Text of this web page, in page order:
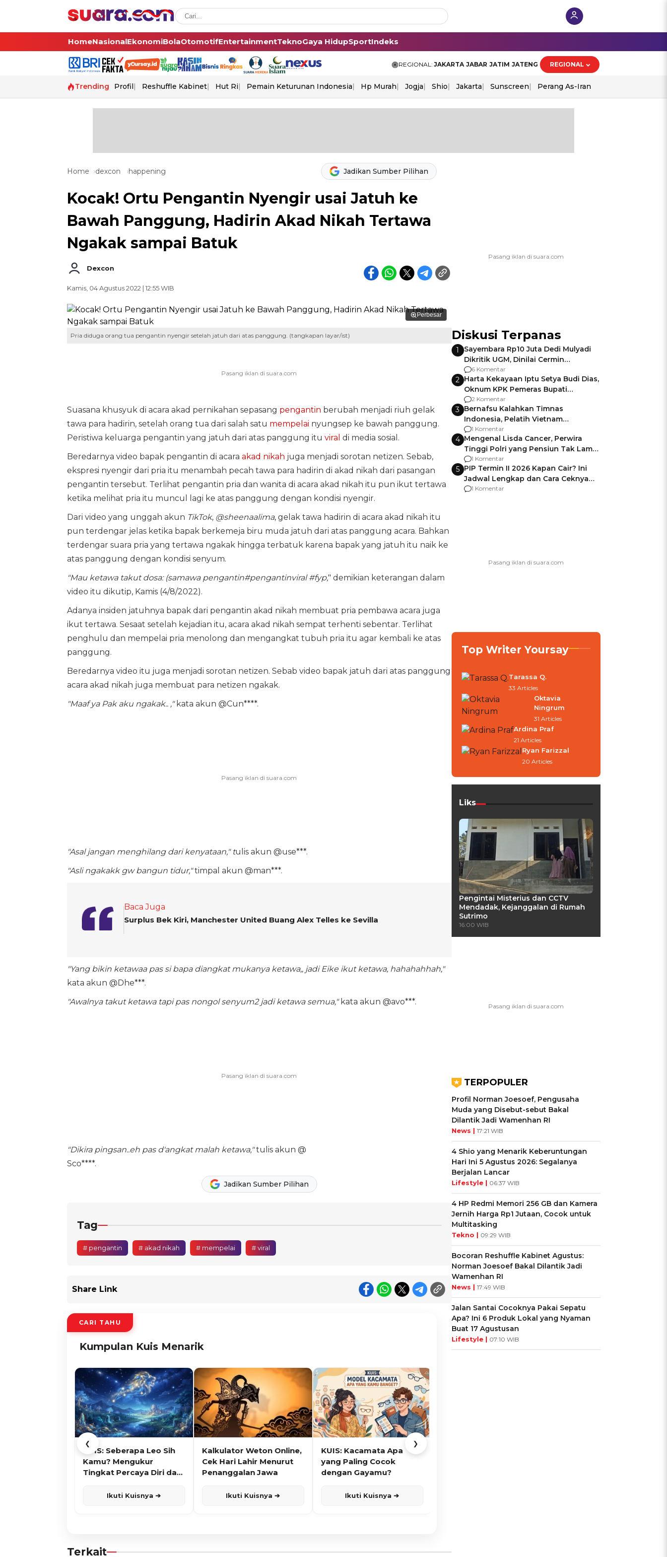
HomeNasionalEkonomiBolaOtomotifEntertainmentTeknoGaya HidupSportIndeks
REGIONAL: JAKARTA JABAR JATIM JATENG REGIONAL
Trending Profil Reshuffle Kabinet Hut Ri Pemain Keturunan Indonesia Hp Murah Jogja Shio Jakarta Sunscreen Perang As-Iran
Home dexcon happening Jadikan Sumber Pilihan
Kocak! Ortu Pengantin Nyengir usai Jatuh ke
Bawah Panggung, Hadirin Akad Nikah Tertawa
Ngakak sampai Batuk
Dexcon
Kamis, 04 Agustus 2022 | 12:55 WIB
Perbesar
Pria diduga orang tua pengantin nyengir setelah jatuh dari atas panggung. (tangkapan layar/ist)
Suasana khusyuk di acara akad pernikahan sepasang pengantin berubah menjadi riuh gelak
tawa para hadirin, setelah orang tua dari salah satu mempelai nyungsep ke bawah panggung.
Peristiwa keluarga pengantin yang jatuh dari atas panggung itu viral di media sosial.
Beredarnya video bapak pengantin di acara akad nikah juga menjadi sorotan netizen. Sebab,
ekspresi nyengir dari pria itu menambah pecah tawa para hadirin di akad nikah dari pasangan
pengantin tersebut. Terlihat pengantin pria dan wanita di acara akad nikah itu pun ikut tertawa
ketika melihat pria itu muncul lagi ke atas panggung dengan kondisi nyengir.
Dari video yang unggah akun TikTok, @sheenaalima, gelak tawa hadirin di acara akad nikah itu
pun terdengar jelas ketika bapak berkemeja biru muda jatuh dari atas panggung acara. Bahkan
terdengar suara pria yang tertawa ngakak hingga terbatuk karena bapak yang jatuh itu naik ke
atas panggung dengan kondisi senyum.
"Mau ketawa takut dosa: (samawa pengantin#pengantinviral #fyp," demikian keterangan dalam
video itu dikutip, Kamis (4/8/2022).
Adanya insiden jatuhnya bapak dari pengantin akad nikah membuat pria pembawa acara juga
ikut tertawa. Sesaat setelah kejadian itu, acara akad nikah sempat terhenti sebentar. Terlihat
penghulu dan mempelai pria menolong dan mengangkat tubuh pria itu agar kembali ke atas
panggung.
Beredarnya video itu juga menjadi sorotan netizen. Sebab video bapak jatuh dari atas panggung
acara akad nikah juga membuat para netizen ngakak.
"Maaf ya Pak aku ngakak.. ," kata akun @Cun****.
"Asal jangan menghilang dari kenyataan," tulis akun @use***.
"Asli ngakakk gw bangun tidur,"timpal akun @man***.
Baca Juga
Surplus Bek Kiri, Manchester United Buang Alex Telles ke Sevilla
"Yang bikin ketawaa pas si bapa diangkat mukanya ketawa,, jadi Eike ikut ketawa, hahahahhah,"
kata akun @Dhe***.
"Awalnya takut ketawa tapi pas nongol senyum2 jadi ketawa semua," kata akun @avo***.
"Dikira pingsan..eh pas d'angkat malah ketawa,"tulis akun @
Sco****.
Jadikan Sumber Pilihan
Tag
# pengantin # akad nikah # mempelai # viral
Share Link
CARI TAHU
Kumpulan Kuis Menarik
❮
KUIS: Seberapa Leo Sih
Kamu? Mengukur
Tingkat Percaya Diri dan
Ikuti Kuisnya ➔
Kalkulator Weton Online,
Cek Hari Lahir Menurut
Penanggalan Jawa
Ikuti Kuisnya ➔
KUIS: Kacamata Apa
yang Paling Cocok
dengan Gayamu?
Ikuti Kuisnya ➔
❯
Terkait
Diskusi Terpanas
1
Sayembara Rp10 Juta Dedi Mulyadi
Dikritik UGM, Dinilai Cermin
Gagalnya Negara Jamin Keamanan
6 Komentar
2 Harta Kekayaan Iptu Setya Budi Dias,
Oknum KPK Pemeras Bupati
Pemalang
2 Komentar
3 Bernafsu Kalahkan Timnas
Indonesia, Pelatih Vietnam
Berencana Pakai Jimat di Pakansari
1 Komentar
4 Mengenal Lisda Cancer, Perwira
Tinggi Polri yang Pensiun Tak Lama
Usai Jadi Brigjen
1 Komentar
5 PIP Termin II 2026 Kapan Cair? Ini
Jadwal Lengkap dan Cara Ceknya
agar Dana Tidak Hangus!
1 Komentar
Top Writer Yoursay
Tarassa Q.
33 Articles
Oktavia
Ningrum
31 Articles
Ardina Praf
21 Articles
Ryan Farizzal
20 Articles
Liks
Pengintai Misterius dan CCTV
Mendadak, Kejanggalan di Rumah
Sutrimo
16:00 WIB
TERPOPULER
Profil Norman Joesoef, Pengusaha
Muda yang Disebut-sebut Bakal
Dilantik Jadi Wamenhan RI
News | 17:21 WIB
4 Shio yang Menarik Keberuntungan
Hari Ini 5 Agustus 2026: Segalanya
Berjalan Lancar
Lifestyle | 06:37 WIB
4 HP Redmi Memori 256 GB dan Kamera
Jernih Harga Rp1 Jutaan, Cocok untuk
Multitasking
Tekno | 09:29 WIB
Bocoran Reshuffle Kabinet Agustus:
Norman Joesoef Bakal Dilantik Jadi
Wamenhan RI
News | 17:49 WIB
Jalan Santai Cocoknya Pakai Sepatu
Apa? Ini 6 Produk Lokal yang Nyaman
Buat 17 Agustusan
Lifestyle | 07:10 WIB